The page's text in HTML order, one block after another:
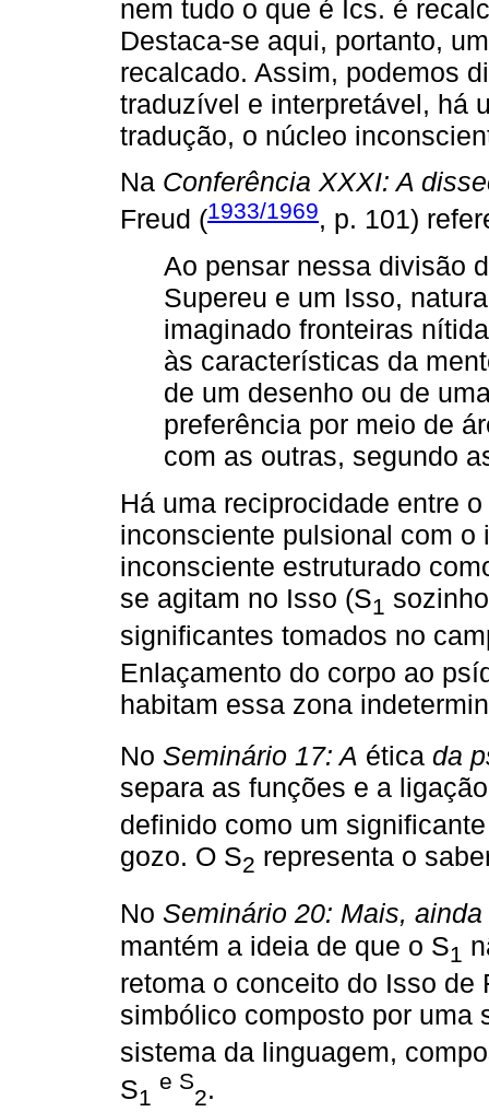
nem tudo o que é Ics. é
Destaca-se aqui, portanto,
recalcado. Assim, podemos
traduzível e interpretável, há
tradução, o núcleo
Na Conferência XXXI: A
Freud (1933/1969, p. 101)
Ao pensar nessa divisão
Supereu e um Isso,
imaginado fronteiras
às características da
de um desenho ou de
preferência por meio de
com as outras, segundo
Há uma reciprocidade entre
inconsciente pulsional com
inconsciente estruturado
se agitam no Isso (S1
significantes tomados no
Enlaçamento do corpo ao
habitam essa zona
No Seminário 17: A ética da
separa as funções e a
definido como um
gozo. O S2 representa o
No Seminário 20: Mais, ainda
mantém a ideia de que o S1
retoma o conceito do Isso de
simbólico composto por uma
sistema da linguagem,
S1
e S
2.